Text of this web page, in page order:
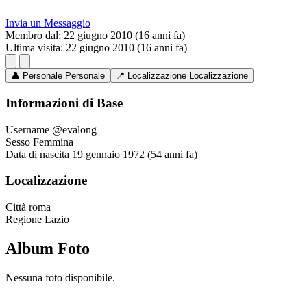
Invia un Messaggio
Membro dal: 22 giugno 2010 (16 anni fa)
Ultima visita: 22 giugno 2010 (16 anni fa)
👤 Personale Personale 📍 Localizzazione Localizzazione
Informazioni di Base
Username @evalong
Sesso Femmina
Data di nascita 19 gennaio 1972 (54 anni fa)
Localizzazione
Città roma
Regione Lazio
Album Foto
Nessuna foto disponibile.